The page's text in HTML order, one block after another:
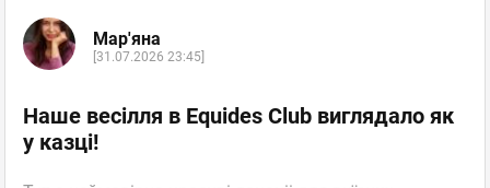
Мар'яна
[31.07.2026 23:45]
Наше весілля в Equides Club виглядало як
у казці!